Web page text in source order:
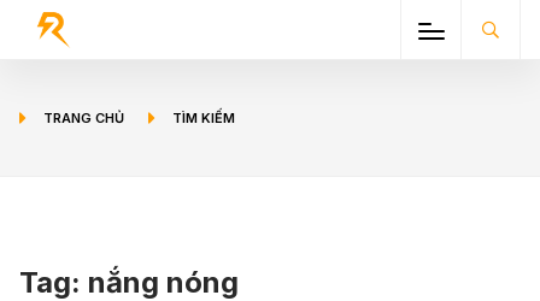
TRANG CHỦ TÌM KIẾM
Tag: nắng nóng